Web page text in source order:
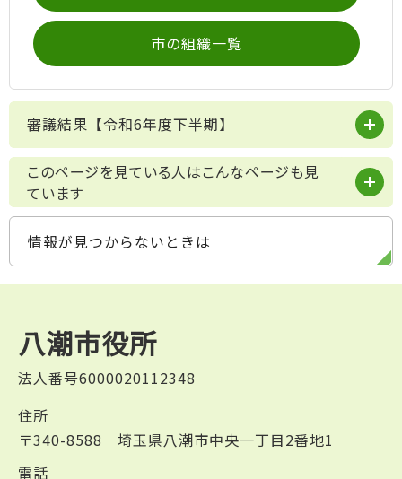
市の組織一覧
審議結果【令和6年度下半期】
このページを見ている人はこんなページも見
ています
情報が見つからないときは
八潮市役所
法人番号6000020112348
住所
〒340-8588 埼玉県八潮市中央一丁目2番地1
電話